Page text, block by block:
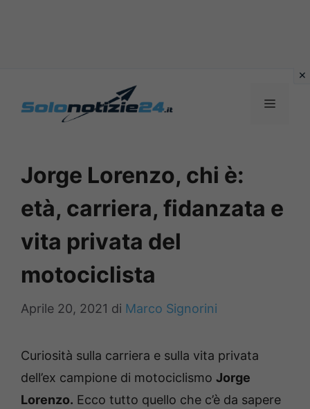
MENU
Jorge Lorenzo, chi è:
età, carriera, fidanzata e
vita privata del
motociclista
Aprile 20, 2021 di Marco Signorini
Curiosità sulla carriera e sulla vita privata
dell’ex campione di motociclismo Jorge
Lorenzo. Ecco tutto quello che c’è da sapere